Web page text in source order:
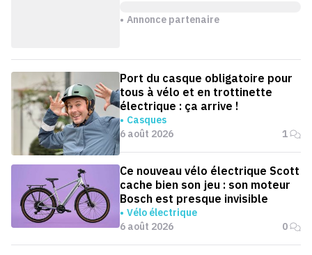
Annonce partenaire
Port du casque obligatoire pour
tous à vélo et en trottinette
électrique : ça arrive !
Casques
6 août 2026
1
Ce nouveau vélo électrique Scott
cache bien son jeu : son moteur
Bosch est presque invisible
Vélo électrique
6 août 2026
0